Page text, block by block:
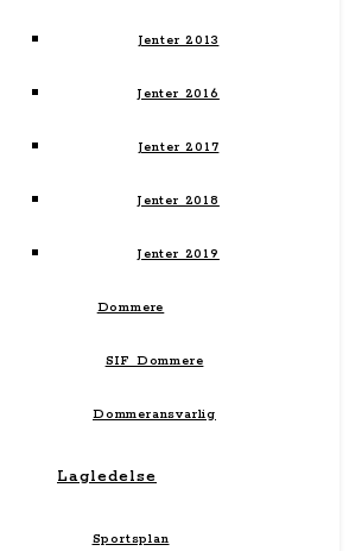
Jenter 2013
Jenter 2016
Jenter 2017
Jenter 2018
Jenter 2019
Dommere
SIF Dommere
Dommeransvarlig
Lagledelse
Sportsplan